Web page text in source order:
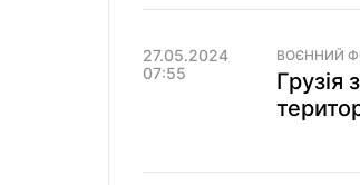
27.05.2024
07:55
ВОЄННИЙ
Грузія